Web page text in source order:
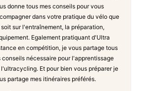
donne tous mes conseils pour vous
dans votre pratique du vélo que
sur l'entraînement, la préparation,
Egalement pratiquant d'Ultra
en compétition, je vous partage tous
conseils nécessaire pour l'apprentissage
Et pour bien vous préparer je
partage mes itinéraires préférés.